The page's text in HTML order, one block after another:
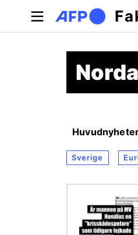
Hoppa till huvudinnehåll
Sverige